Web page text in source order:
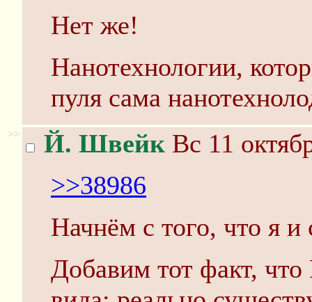
Нет же!
Нанотехнологии,
пуля сама
>> Й. Швейк Вс 11
>>38986
Начнём с того, что я
Добавим тот факт,